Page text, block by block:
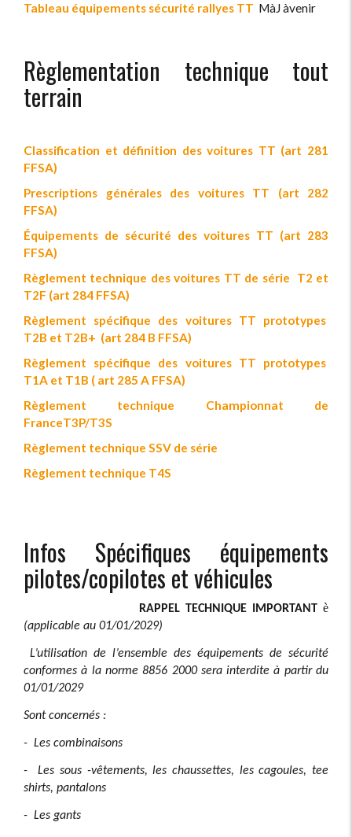
Tableau équipements sécurité rallyes TT MàJ àvenir
Règlementation technique tout
terrain
Classification et définition des voitures TT (art 281
FFSA)
Prescriptions générales des voitures TT (art 282
FFSA)
Équipements de sécurité des voitures TT (art 283
FFSA)
Règlement technique des voitures TT de série T2 et
T2F (art 284 FFSA)
Règlement spécifique des voitures TT prototypes
T2B et T2B+ (art 284 B FFSA)
Règlement spécifique des voitures TT prototypes
T1A et T1B ( art 285 A FFSA)
Règlement technique Championnat de
FranceT3P/T3S
Règlement technique SSV de série
Règlement technique T4S
Infos Spécifiques équipements
pilotes/copilotes et véhicules
RAPPEL TECHNIQUE IMPORTANT è
(applicable au 01/01/2029)
L’utilisation de l’ensemble des équipements de sécurité
conformes à la norme 8856 2000 sera interdite à partir du
01/01/2029
Sont concernés :
- Les combinaisons
- Les sous -vêtements, les chaussettes, les cagoules, tee
shirts, pantalons
- Les gants